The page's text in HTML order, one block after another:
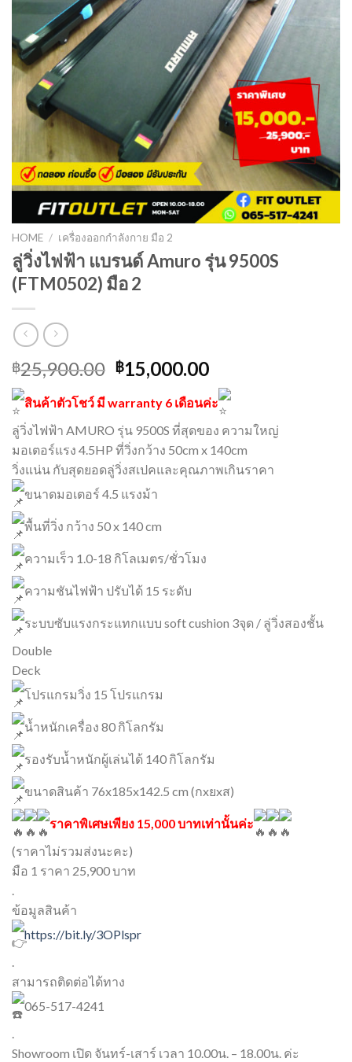
HOME / เครื่องออกกำลังกาย มือ 2
ลู่วิ่งไฟฟ้า แบรนด์ Amuro รุ่น 9500S
(FTM0502) มือ 2
฿25,900.00 ฿15,000.00
สินค้าตัวโชว์ มี warranty 6 เดือนค่ะ
ลู่วิ่งไฟฟ้า AMURO รุ่น 9500S ที่สุดของ ความใหญ่
มอเตอร์แรง 4.5HP ที่วิ่งกว้าง 50cm x 140cm
วิ่งแน่น กับสุดยอดลู่วิ่งสเปคและคุณภาพเกินราคา
ขนาดมอเตอร์ 4.5 แรงม้า
พื้นที่วิ่ง กว้าง 50 x 140 cm
ความเร็ว 1.0-18 กิโลเมตร/ชั่วโมง
ความชันไฟฟ้า ปรับได้ 15 ระดับ
ระบบซับแรงกระแทกแบบ soft cushion 3จุด / ลู่วิ่งสองชั้น
Double
Deck
โปรแกรมวิ่ง 15 โปรแกรม
น้ำหนักเครื่อง 80 กิโลกรัม
รองรับน้ำหนักผู้เล่นได้ 140 กิโลกรัม
ขนาดสินค้า 76x185x142.5 cm (กxยxส)
ราคาพิเศษเพียง 15,000 บาทเท่านั้นค่ะ
(ราคาไม่รวมส่งนะคะ)
มือ 1 ราคา 25,900 บาท
.
ข้อมูลสินค้า
https://bit.ly/3OPlspr
.
สามารถติดต่อได้ทาง
065-517-4241
.
Showroom เปิด จันทร์-เสาร์ เวลา 10.00น. – 18.00น. ค่ะ